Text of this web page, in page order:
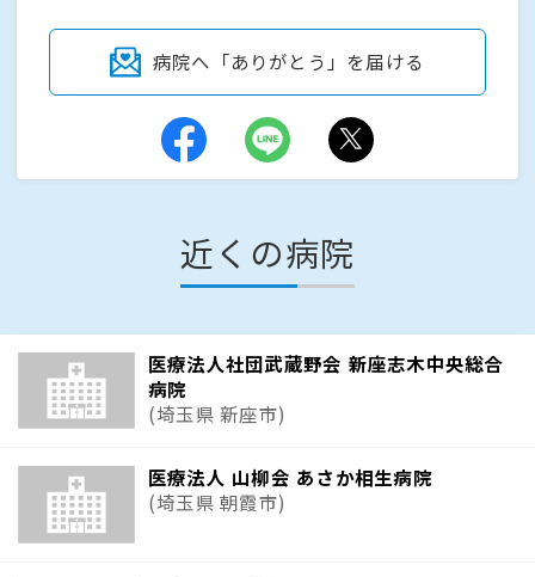
病院へ「ありがとう」を届ける
近くの病院
医療法人社団武蔵野会 新座志木中央総合
病院
(埼玉県 新座市)
医療法人 山柳会 あさか相生病院
(埼玉県 朝霞市)